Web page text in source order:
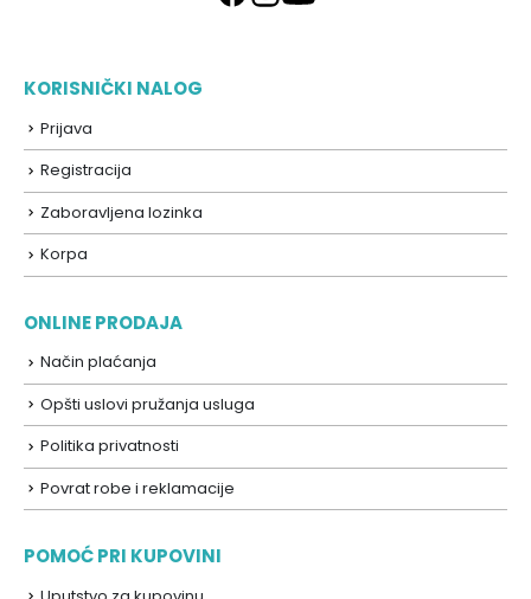
KORISNIČKI NALOG
Prijava
Registracija
Zaboravljena lozinka
Korpa
ONLINE PRODAJA
Način plaćanja
Opšti uslovi pružanja usluga
Politika privatnosti
Povrat robe i reklamacije
POMOĆ PRI KUPOVINI